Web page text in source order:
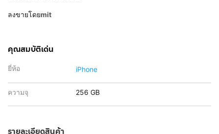
ลงขายโดยmit
คุณสมบัติเด่น
ยี่ห้อ iPhone
ความจุ 256 GB
รายละเอียดสินค้า